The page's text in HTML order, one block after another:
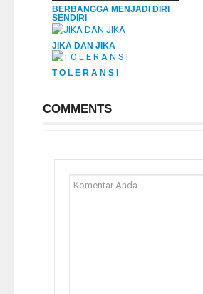
BERBANGGA MENJADI DIRI
SENDIRI
JIKA DAN JIKA
T O L E R A N S I
COMMENTS